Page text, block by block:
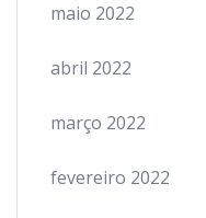
maio 2022
abril 2022
março 2022
fevereiro 2022